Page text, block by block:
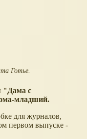
Готье.
"Дама с
младший.
для журналов,
первом выпуске -